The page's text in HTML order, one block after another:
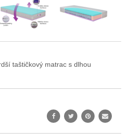
taštičkový matrac s dlhou